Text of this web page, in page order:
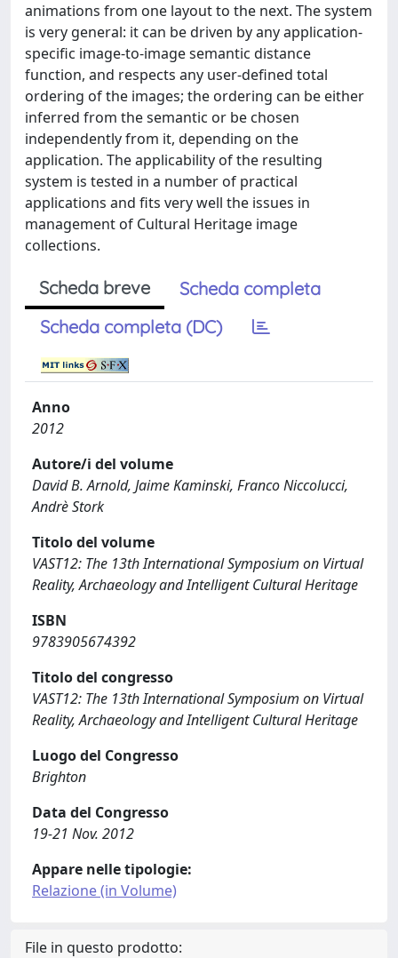
animations from one layout to the next. The system
is very general: it can be driven by any application-
specific image-to-image semantic distance
function, and respects any user-defined total
ordering of the images; the ordering can be either
inferred from the semantic or be chosen
independently from it, depending on the
application. The applicability of the resulting
system is tested in a number of practical
applications and fits very well the issues in
management of Cultural Heritage image
collections.
Scheda breve
Scheda completa
Scheda completa (DC)
Anno
2012
Autore/i del volume
David B. Arnold, Jaime Kaminski, Franco Niccolucci,
Andrè Stork
Titolo del volume
VAST12: The 13th International Symposium on Virtual
Reality, Archaeology and Intelligent Cultural Heritage
ISBN
9783905674392
Titolo del congresso
VAST12: The 13th International Symposium on Virtual
Reality, Archaeology and Intelligent Cultural Heritage
Luogo del Congresso
Brighton
Data del Congresso
19-21 Nov. 2012
Appare nelle tipologie:
Relazione (in Volume)
File in questo prodotto: